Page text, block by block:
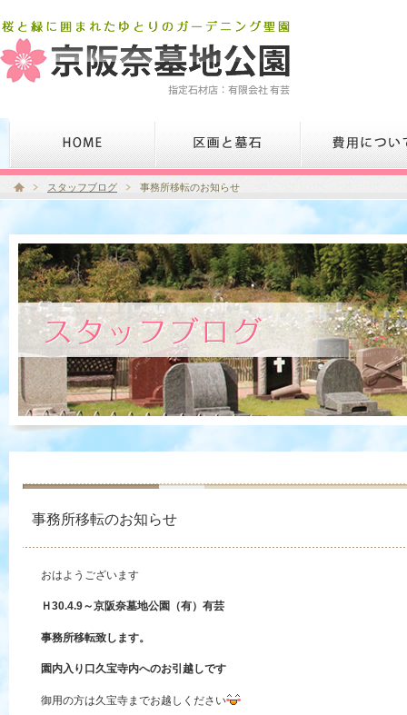
スタッフブログ 事務所移転のお知らせ
事務所移転のお知らせ
おはようございます
Ｈ30.4.9～京阪奈墓地公園（有）有芸
事務所移転致します。
園内入り口久宝寺内へのお引越しです
御用の方は久宝寺までお越しください